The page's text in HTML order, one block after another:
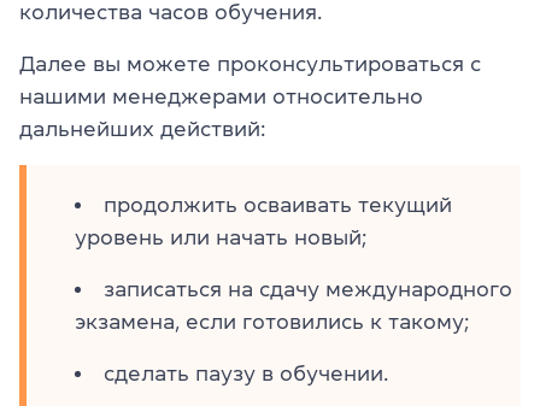
количества часов обучения.
Далее вы можете проконсультироваться с
нашими менеджерами относительно
дальнейших действий:
продолжить осваивать текущий
уровень или начать новый;
записаться на сдачу международного
экзамена, если готовились к такому;
сделать паузу в обучении.